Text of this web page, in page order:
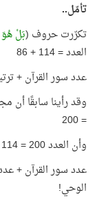
تأمّل..
تكرّرت حروف (بَلْ
العدد = 114 + 86
عدد سور القرآن +
وقد رأينا سابقًا أن
= 200
وأن العدد 200 = 114 + 63 + 23
عدد سور القرآن +
الوحي!